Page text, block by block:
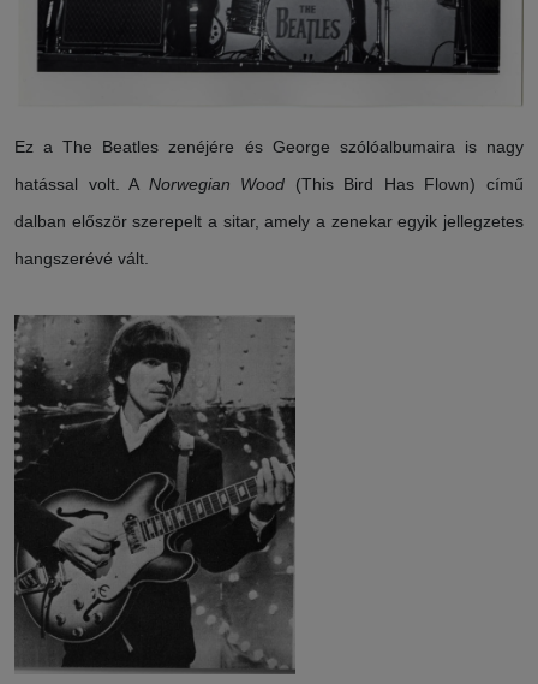
Ez a The Beatles zenéjére és George szólóalbumaira is nagy
hatással volt. A Norwegian Wood (This Bird Has Flown) című
dalban először szerepelt a sitar, amely a zenekar egyik jellegzetes
hangszerévé vált.